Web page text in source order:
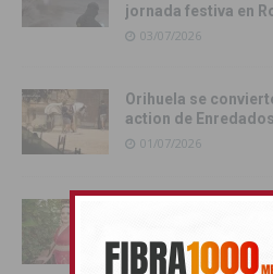
jornada festiva en
03/07/2026
Orihuela se
action de
01/07/2026
Pilar Hernández,
29/06/2026